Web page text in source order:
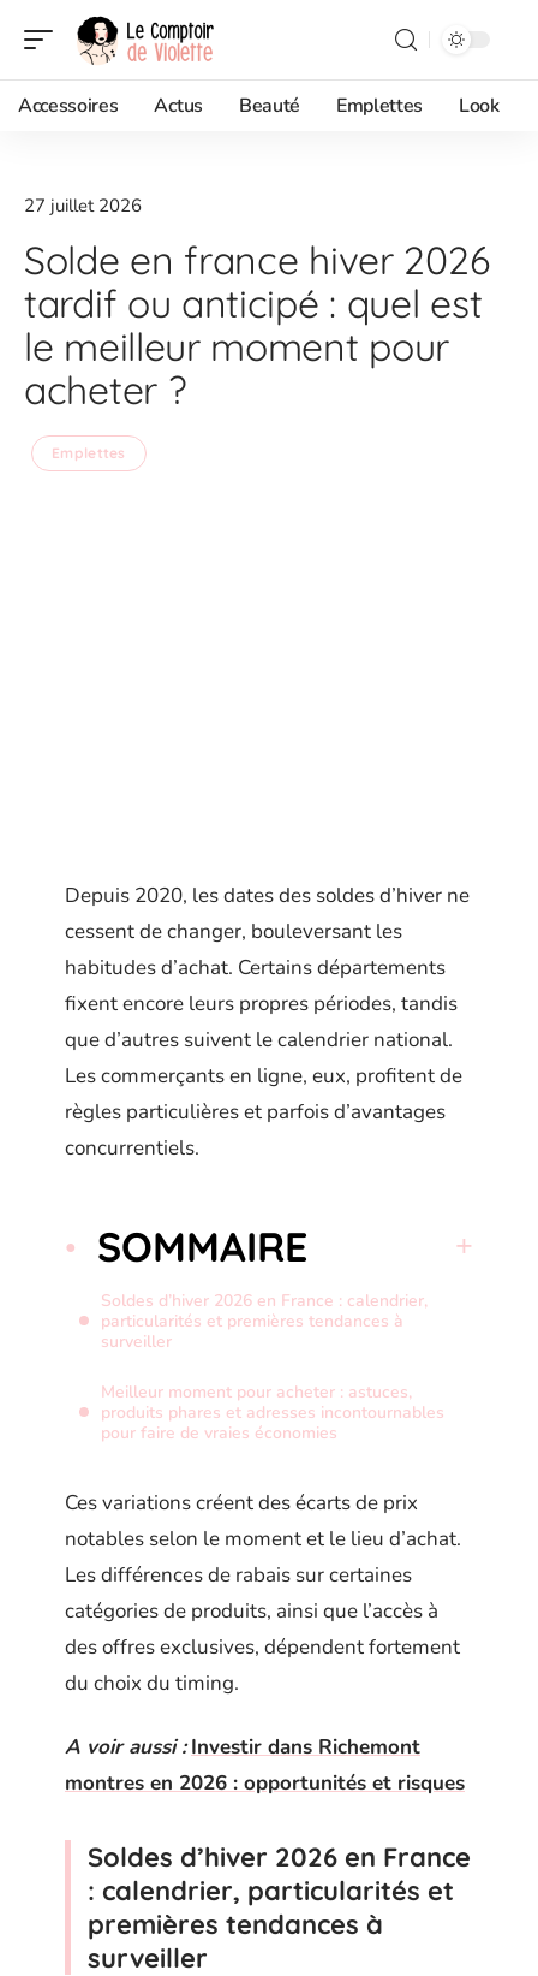
Accessoires Actus Beauté Emplettes Look
27 juillet 2026
Solde en france hiver 2026
tardif ou anticipé : quel est
le meilleur moment pour
acheter ?
Emplettes
Depuis 2020, les dates des soldes d’hiver ne
cessent de changer, bouleversant les
habitudes d’achat. Certains départements
fixent encore leurs propres périodes, tandis
que d’autres suivent le calendrier national.
Les commerçants en ligne, eux, profitent de
règles particulières et parfois d’avantages
concurrentiels.
SOMMAIRE
Soldes d’hiver 2026 en France : calendrier,
particularités et premières tendances à
surveiller
Meilleur moment pour acheter : astuces,
produits phares et adresses incontournables
pour faire de vraies économies
Ces variations créent des écarts de prix
notables selon le moment et le lieu d’achat.
Les différences de rabais sur certaines
catégories de produits, ainsi que l’accès à
des offres exclusives, dépendent fortement
du choix du timing.
A voir aussi : Investir dans Richemont
montres en 2026 : opportunités et risques
Soldes d’hiver 2026 en France
: calendrier, particularités et
premières tendances à
surveiller